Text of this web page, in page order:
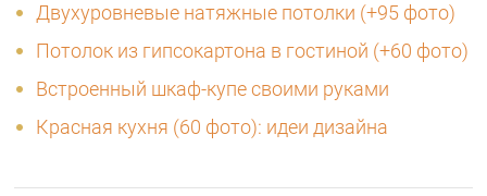
Двухуровневые натяжные потолки (+95 фото)
Потолок из гипсокартона в гостиной (+60 фото)
Встроенный шкаф-купе своими руками
Красная кухня (60 фото): идеи дизайна